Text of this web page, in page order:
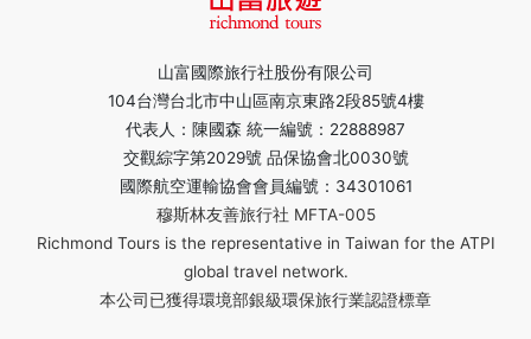
山富國際旅行社股份有限公司
104台灣台北市中山區南京東路2段85號4樓
代表人：陳國森 統一編號：22888987
交觀綜字第2029號 品保協會北0030號
國際航空運輸協會會員編號：34301061
穆斯林友善旅行社 MFTA-005
Richmond Tours is the representative in Taiwan for the ATPI
global travel network.
本公司已獲得環境部銀級環保旅行業認證標章